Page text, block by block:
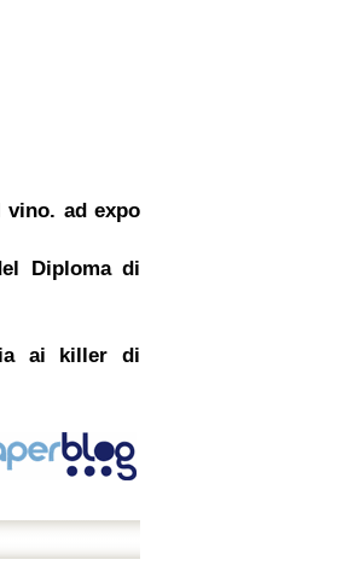
vino. ad expo
Diploma di
ai killer di